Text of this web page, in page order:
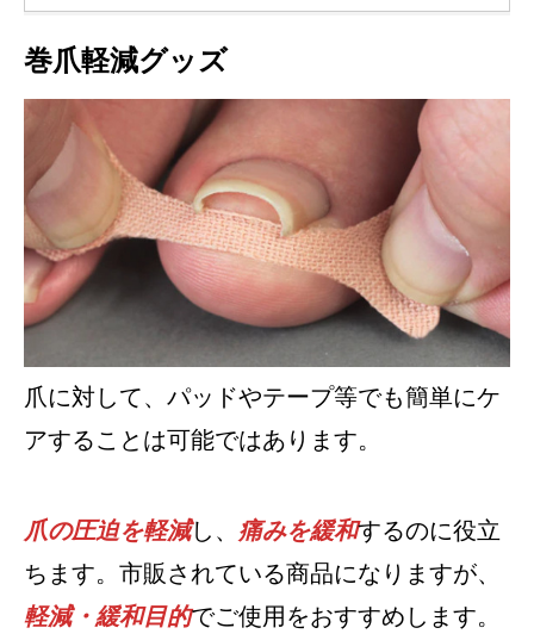
巻爪軽減グッズ
爪に対して、パッドやテープ等でも簡単にケ
アすることは可能ではあります。
爪の圧迫を軽減し、 痛みを緩和するのに役立
ちます。市販されている商品になりますが、
軽減・緩和目的でご使用をおすすめします。